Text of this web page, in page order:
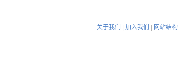
关于我们 加入我们 网站结构